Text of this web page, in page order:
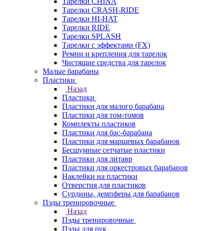
Тарелки CRASH-RIDE
Тарелки HI-HAT
Тарелки RIDE
Тарелки SPLASH
Тарелки с эффектами (FX)
Ремни и крепления для тарелок
Чистящие средства для тарелок
Малые барабаны
Пластики
Назад
Пластики
Пластики для малого барабана
Пластики для том-томов
Комплекты пластиков
Пластики для бас-барабана
Пластики для маршевых барабанов
Бесшумные сетчатые пластики
Пластики для литавр
Пластики для оркестровых барабанов
Наклейки на пластики
Отверстия для пластиков
Сурдины, демпферы для барабанов
Пэды тренировочные
Назад
Пэды тренировочные
Пэды для рук